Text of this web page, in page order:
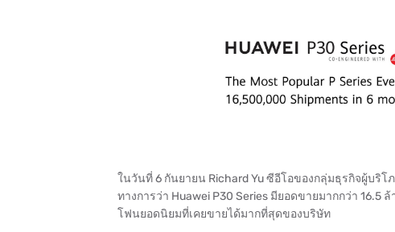
ในวันที่ 6 กันยายน Richard Yu ซีอีโอของกลุ่มธุรกิจผู้บริโ
ทางการว่า Huawei P30 Series มียอดขายมากกว่า 16.5
โฟนยอดนิยมที่เคยขายได้มากที่สุดของบริษัท